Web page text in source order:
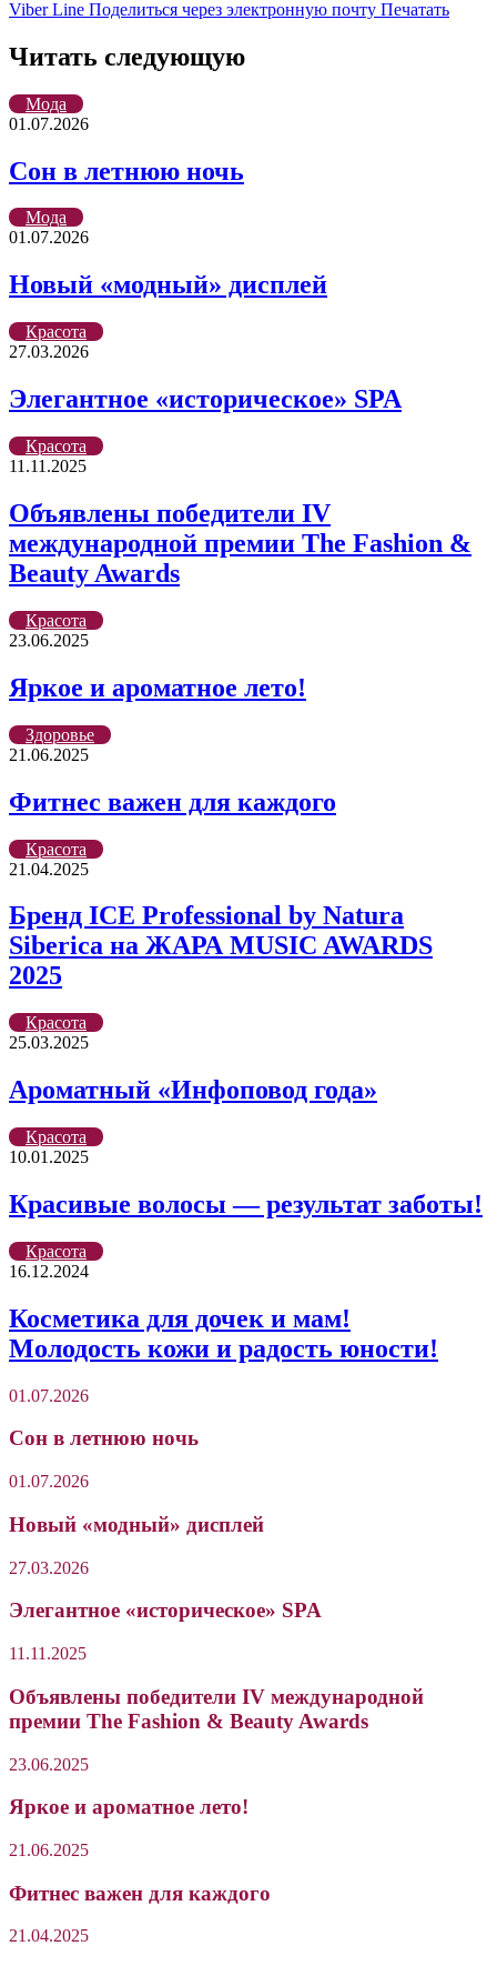
Viber Line Поделиться через электронную почту Печатать
Читать следующую
Мода
01.07.2026
Сон в летнюю ночь
Мода
01.07.2026
Новый «модный» дисплей
Красота
27.03.2026
Элегантное «историческое» SPA
Красота
11.11.2025
Объявлены победители IV
международной премии The Fashion &
Beauty Awards
Красота
23.06.2025
Яркое и ароматное лето!
Здоровье
21.06.2025
Фитнес важен для каждого
Красота
21.04.2025
Бренд ICE Professional by Natura
Siberica на ЖАРА MUSIC AWARDS
2025
Красота
25.03.2025
Ароматный «Инфоповод года»
Красота
10.01.2025
Красивые волосы — результат заботы!
Красота
16.12.2024
Косметика для дочек и мам!
Молодость кожи и радость юности!
01.07.2026
Сон в летнюю ночь
01.07.2026
Новый «модный» дисплей
27.03.2026
Элегантное «историческое» SPA
11.11.2025
Объявлены победители IV международной
премии The Fashion & Beauty Awards
23.06.2025
Яркое и ароматное лето!
21.06.2025
Фитнес важен для каждого
21.04.2025